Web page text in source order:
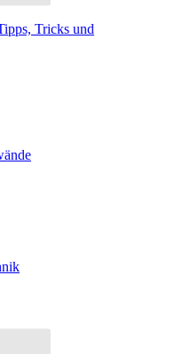
Tricks und